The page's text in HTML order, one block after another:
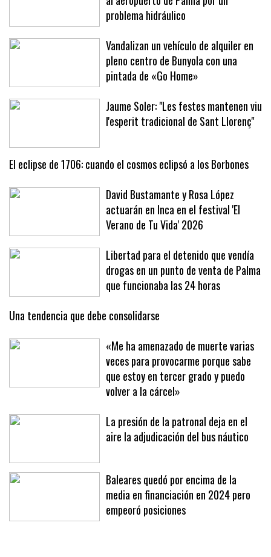
Un vuelo privado se desvía de urgencia
al aeropuerto de Palma por un
problema hidráulico
Vandalizan un vehículo de alquiler en
pleno centro de Bunyola con una
pintada de «Go Home»
Jaume Soler: "Les festes mantenen viu
El eclipse de 1706: cuando el cosmos eclipsó a los Borbones
David Bustamante y Rosa López
actuarán en Inca en el festival 'El
Verano de Tu Vida' 2026
Libertad para el detenido que vendía
drogas en un punto de venta de Palma
que funcionaba las 24 horas
Una tendencia que debe consolidarse
«Me ha amenazado de muerte varias
veces para provocarme porque sabe
que estoy en tercer grado y puedo
volver a la cárcel»
La presión de la patronal deja en el
Baleares quedó por encima de la
media en financiación en 2024 pero